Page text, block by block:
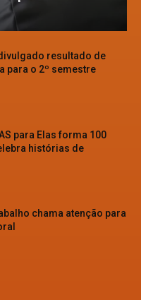
resultado de
para o 2º semestre
para Elas forma 100
histórias de
chama atenção para